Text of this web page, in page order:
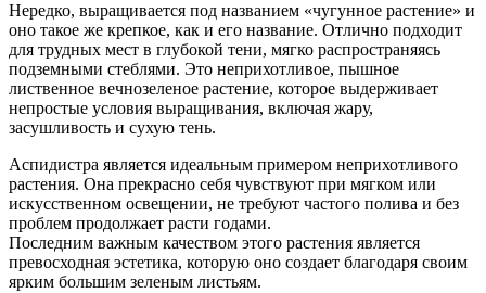
Нередко, выращивается под названием «чугунное растение» и
оно такое же крепкое, как и его название. Отлично подходит
для трудных мест в глубокой тени, мягко распространяясь
подземными стеблями. Это неприхотливое, пышное
лиственное вечнозеленое растение, которое выдерживает
непростые условия выращивания, включая жару,
засушливость и сухую тень.
Аспидистра является идеальным примером неприхотливого
растения. Она прекрасно себя чувствуют при мягком или
искусственном освещении, не требуют частого полива и без
проблем продолжает расти годами.
Последним важным качеством этого растения является
превосходная эстетика, которую оно создает благодаря своим
ярким большим зеленым листьям.